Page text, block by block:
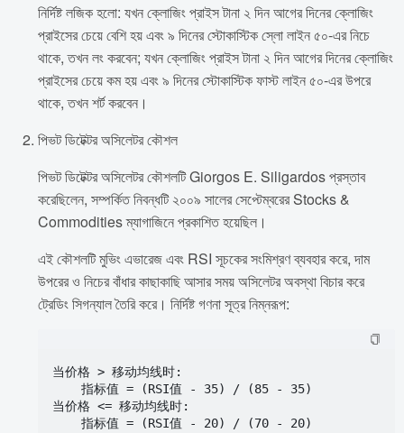
নির্দিষ্ট লজিক হলো: যখন ক্লোজিং প্রাইস টানা ২ দিন আগের দিনের ক্লোজিং
প্রাইসের চেয়ে বেশি হয় এবং ৯ দিনের স্টোকাস্টিক স্লো লাইন ৫০-এর নিচে
থাকে, তখন লং করবেন; যখন ক্লোজিং প্রাইস টানা ২ দিন আগের দিনের ক্লোজিং
প্রাইসের চেয়ে কম হয় এবং ৯ দিনের স্টোকাস্টিক ফাস্ট লাইন ৫০-এর উপরে
থাকে, তখন শর্ট করবেন।
পিভট ডিটেক্টর অসিলেটর কৌশল
পিভট ডিটেক্টর অসিলেটর কৌশলটি Giorgos E. Siligardos প্রস্তাব
করেছিলেন, সম্পর্কিত নিবন্ধটি ২০০৯ সালের সেপ্টেম্বরের Stocks &
Commodities ম্যাগাজিনে প্রকাশিত হয়েছিল।
এই কৌশলটি মুভিং এভারেজ এবং RSI সূচকের সংমিশ্রণ ব্যবহার করে, দাম
উপরের ও নিচের বাঁধার কাছাকাছি আসার সময় অসিলেটর অবস্থা বিচার করে
ট্রেডিং সিগন্যাল তৈরি করে। নির্দিষ্ট গণনা সূত্র নিম্নরূপ:
当价格 > 移动均线时:
    指标值 = (RSI值 - 35) / (85 - 35)
当价格 <= 移动均线时:
    指标值 = (RSI值 - 20) / (70 - 20)